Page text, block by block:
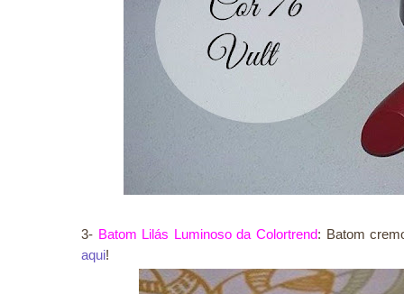
3- Batom Lilás Luminoso da Colortrend: Batom
aqui!